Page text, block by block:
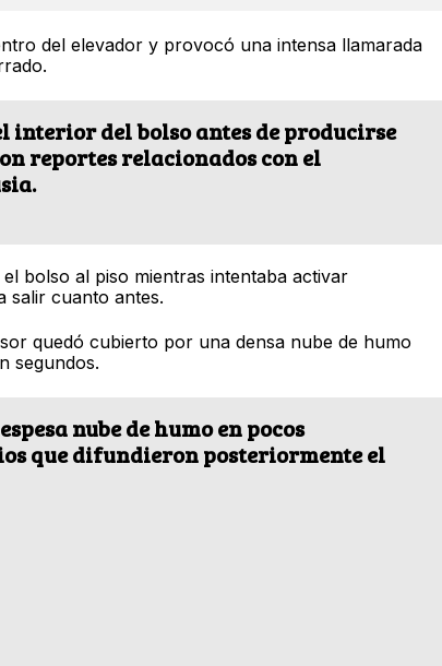
del elevador y provocó una intensa llamarada
interior del bolso antes de producirse
reportes relacionados con el
bolso al piso mientras intentaba activar
salir cuanto antes.
quedó cubierto por una densa nube de humo
segundos.
nube de humo en pocos
que difundieron posteriormente el